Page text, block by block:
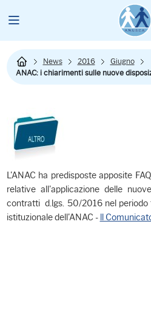
News 2016
Giugno
ANAC: i chiarimenti sulle nuove
L'ANAC ha predisposte apposite
relative all'applicazione delle
contratti d.lgs. 50/2016 nel periodo
istituzionale dell'ANAC - ll